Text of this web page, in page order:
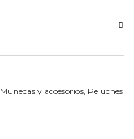
Muñecas y accesorios Peluches